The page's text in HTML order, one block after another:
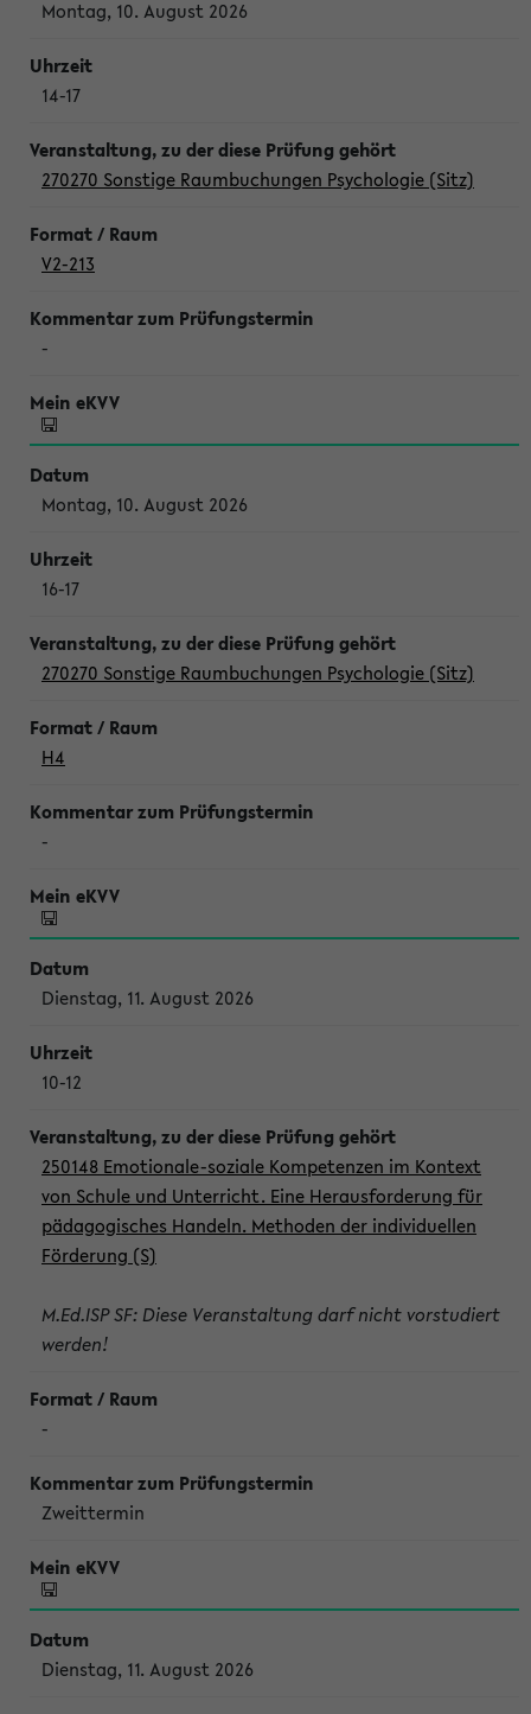
Montag, 10. August 2026
14-17
270270 Sonstige Raumbuchungen Psychologie (Sitz)
V2-213
-
Montag, 10. August 2026
16-17
270270 Sonstige Raumbuchungen Psychologie (Sitz)
H4
-
Dienstag, 11. August 2026
10-12
250148 Emotionale-soziale Kompetenzen im Kontext
von Schule und Unterricht. Eine Herausforderung für
pädagogisches Handeln. Methoden der individuellen
Förderung (S)
M.Ed.ISP SF: Diese Veranstaltung darf nicht vorstudiert
werden!
-
Zweittermin
Dienstag, 11. August 2026